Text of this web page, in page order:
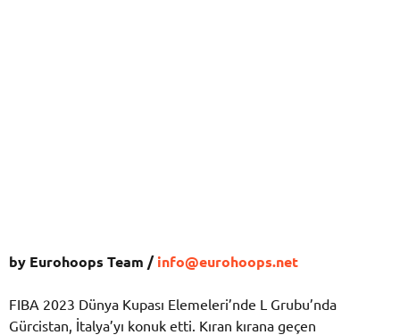
by Eurohoops Team /info@eurohoops.net
FIBA 2023 Dünya Kupası Elemeleri’nde L Grubu’nda
Gürcistan, İtalya’yı konuk etti. Kıran kırana geçen